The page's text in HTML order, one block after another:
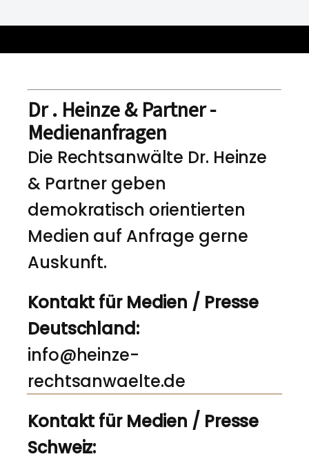
Dr . Heinze & Partner -
Medienanfragen
Die Rechtsanwälte Dr. Heinze
& Partner geben
demokratisch orientierten
Medien auf Anfrage gerne
Auskunft.
Kontakt für Medien / Presse
Deutschland:
info@heinze-
rechtsanwaelte.de
Kontakt für Medien / Presse
Schweiz: